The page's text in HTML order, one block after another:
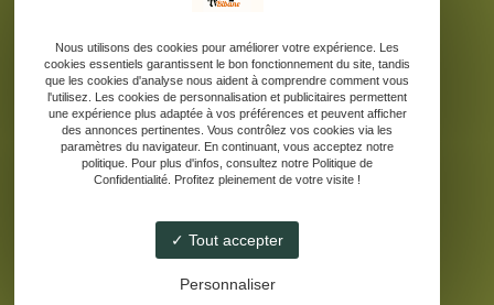
Accueil
La ferme pédagogique
Elevage d’âne des Pyrénées
Nos produits laitiers
Galerie
Contact
Nous utilisons des cookies pour améliorer votre expérience. Les
cookies essentiels garantissent le bon fonctionnement du site, tandis
que les cookies d'analyse nous aident à comprendre comment vous
l'utilisez. Les cookies de personnalisation et publicitaires permettent
une expérience plus adaptée à vos préférences et peuvent afficher
des annonces pertinentes. Vous contrôlez vos cookies via les
paramètres du navigateur. En continuant, vous acceptez notre
politique. Pour plus d'infos, consultez notre Politique de
Confidentialité. Profitez pleinement de votre visite !
Tout accepter
Personnaliser